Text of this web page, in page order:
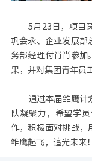
5月23日，项目
巩会永、企业发展部
务部经理付肖肖参加
果，并对集团青年员
通过本届雏鹰计
队凝聚力，希望学
作，积极面对挑战，
雏鹰起飞，追光未来！